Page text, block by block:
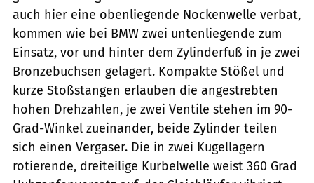
auch hier eine obenliegende Nockenwelle verbat,
kommen wie bei BMW zwei untenliegende zum
Einsatz, vor und hinter dem Zylinderfuß in je zwei
Bronzebuchsen gelagert. Kompakte Stößel und
kurze Stoßstangen erlauben die angestrebten
hohen Drehzahlen, je zwei Ventile stehen im 90-
Grad-Winkel zueinander, beide Zylinder teilen
sich ­einen Vergaser. Die in zwei Kugel­lagern
rotierende, dreiteilige Kurbelwelle weist 360 Grad